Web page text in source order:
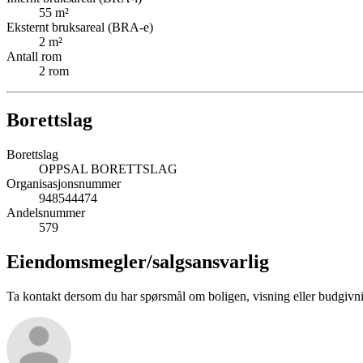
55 m²
Eksternt bruksareal (BRA-e)
2 m²
Antall rom
2 rom
Borettslag
Borettslag
OPPSAL BORETTSLAG
Organisasjonsnummer
948544474
Andelsnummer
579
Eiendomsmegler/salgsansvarlig
Ta kontakt dersom du har spørsmål om boligen, visning eller